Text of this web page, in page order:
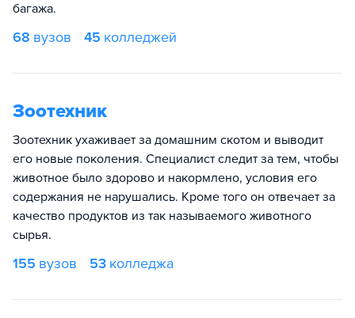
багажа.
68 вузов 45 колледжей
Зоотехник
Зоотехник ухаживает за домашним скотом и выводит
его новые поколения. Специалист следит за тем, чтобы
животное было здорово и накормлено, условия его
содержания не нарушались. Кроме того он отвечает за
качество продуктов из так называемого животного
сырья.
155 вузов 53 колледжа